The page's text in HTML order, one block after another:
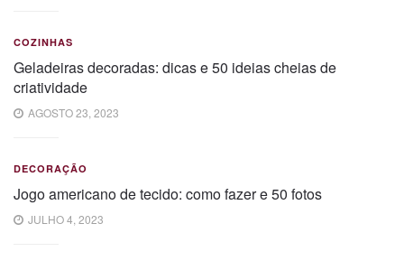
COZINHAS
Geladeiras decoradas: dicas e 50 ideias cheias de
criatividade
AGOSTO 23, 2023
DECORAÇÃO
Jogo americano de tecido: como fazer e 50 fotos
JULHO 4, 2023